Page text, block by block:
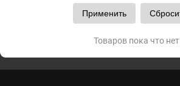
Товаров пока что нет